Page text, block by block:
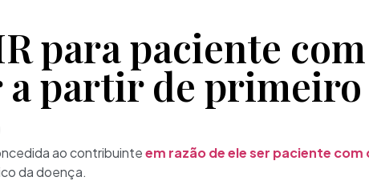
para paciente
a partir de primeiro
ao contribuinteem razão de ele ser paciente com
da doença.